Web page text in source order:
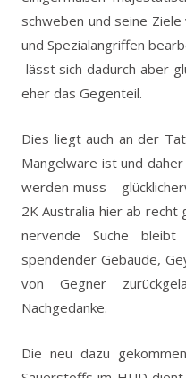
schweben und seine
und Spezialangriffen
lässt sich dadurch aber
eher das Gegenteil.
Dies liegt auch an der
Mangelware ist und
werden muss –
2K Australia hier ab recht
nervende Suche bleibt
spendender Gebäude,
von Gegner
Nachgedanke.
Die neu dazu